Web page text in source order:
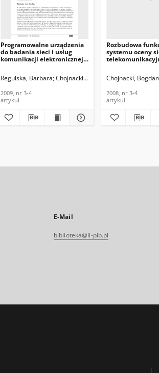
Programowalne urządzenia
do badania sieci i usług
komunikacji elektronicznej –
Telekomunikacja i Techniki
Regulska, Barbara Chojnacki, Bogdan Godlewski,
2009, nr 3-4
artykuł
Rozbudowa
systemu oceny
nr 3-4
Chojnacki, Bogdan
2008, nr 3-4
artykuł
E-Mail
biblioteka@il-pib.pl